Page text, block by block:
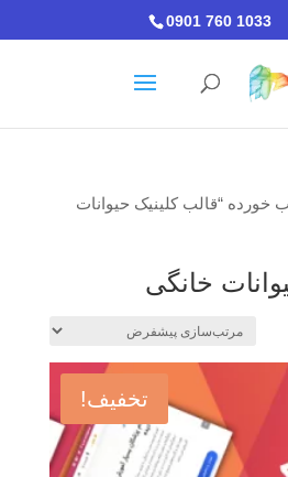
0901 760 1033
“قالب کلینیک حیوانات
خانگی
تخفیف!